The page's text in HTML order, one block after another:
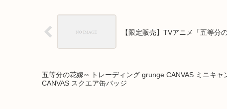
【限定販売】TVアニメ「五等分
五等分の花嫁∽ トレーディング grunge CANVAS ミニキ
CANVAS スクエア缶バッジ